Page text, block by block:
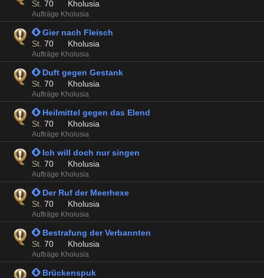
St. 70 Kholusia
Aufträge Kholusia
 Gier nach Fleisch
St. 70 Kholusia
Aufträge Kholusia
 Duft gegen Gestank
St. 70 Kholusia
Aufträge Kholusia
 Heilmittel gegen das Elend
St. 70 Kholusia
Aufträge Kholusia
 Ich will doch nur singen
St. 70 Kholusia
Aufträge Kholusia
 Der Ruf der Meerhexe
St. 70 Kholusia
Aufträge Kholusia
 Bestrafung der Verbannten
St. 70 Kholusia
Aufträge Kholusia
 Brückenspuk